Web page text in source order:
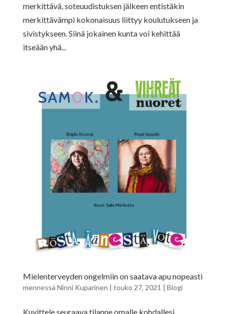
merkittävä, soteuudistuksen jälkeen entistäkin
merkittävämpi kokonaisuus liittyy koulutukseen ja
sivistykseen. Siinä jokainen kunta voi kehittää
itseään yhä...
Mielenterveyden ongelmiin on saatava apu nopeasti
mennessä Ninni Kuparinen | touko 27, 2021 | Blogi
Kuvittele seuraava tilanne omalle kohdallesi.